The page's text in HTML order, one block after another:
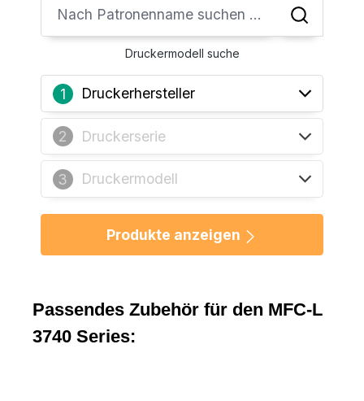
Druckermodell suche
1 Druckerhersteller
2 Druckerserie
3 Druckermodell
Produkte anzeigen
Passendes Zubehör für den MFC-L
3740 Series: